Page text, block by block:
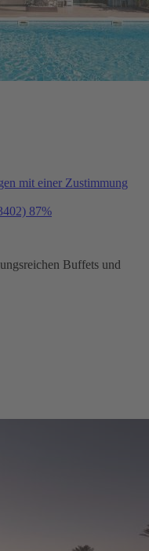
mit einer Zustimmung
87%
Buffets und